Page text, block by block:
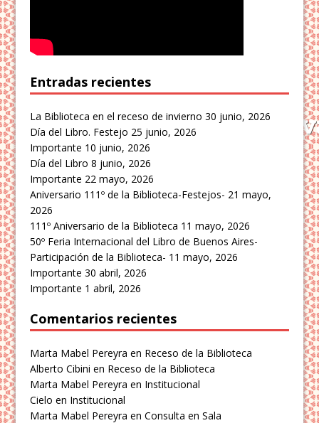
Entradas recientes
La Biblioteca en el receso de invierno 30 junio, 2026
Día del Libro. Festejo 25 junio, 2026
Importante 10 junio, 2026
Día del Libro 8 junio, 2026
Importante 22 mayo, 2026
Aniversario 111º de la Biblioteca-Festejos- 21 mayo,
2026
111º Aniversario de la Biblioteca 11 mayo, 2026
50º Feria Internacional del Libro de Buenos Aires-
Participación de la Biblioteca- 11 mayo, 2026
Importante 30 abril, 2026
Importante 1 abril, 2026
Comentarios recientes
Marta Mabel Pereyra en Receso de la Biblioteca
Alberto Cibini en Receso de la Biblioteca
Marta Mabel Pereyra en Institucional
Cielo en Institucional
Marta Mabel Pereyra enConsulta en Sala